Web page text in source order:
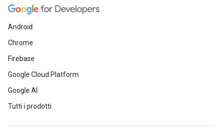
Android
Chrome
Firebase
Google Cloud Platform
Google AI
Tutti i prodotti